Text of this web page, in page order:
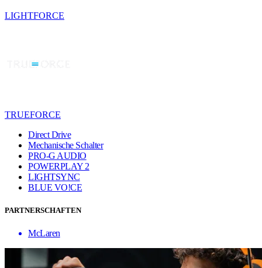
LIGHTFORCE
TRUEFORCE
Direct Drive
Mechanische Schalter
PRO-G AUDIO
POWERPLAY 2
LIGHTSYNC
BLUE VO!CE
PARTNERSCHAFTEN
McLaren